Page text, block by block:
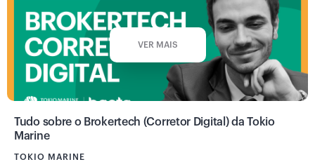
VER MAIS
Tudo sobre o Brokertech (Corretor Digital) da Tokio
Marine
TOKIO MARINE